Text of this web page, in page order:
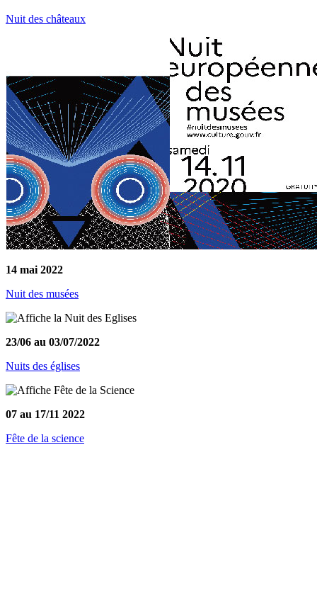
Nuit des châteaux
14 mai 2022
Nuit des musées
23/06 au 03/07/2022
Nuits des églises
07 au 17/11 2022
Fête de la science